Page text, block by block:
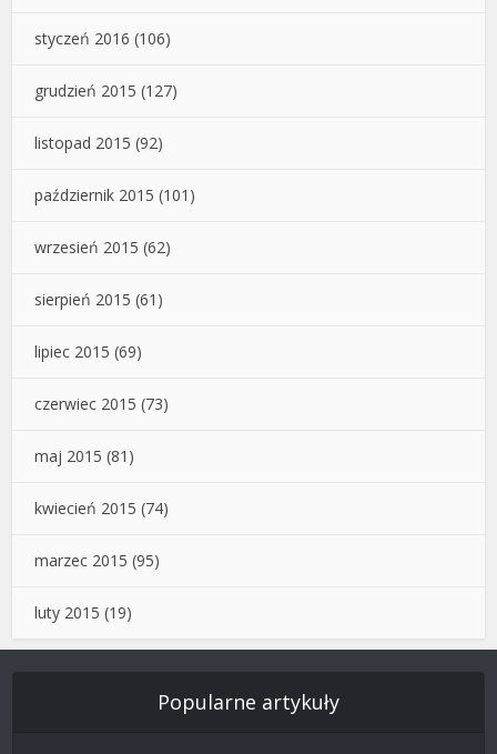
styczeń 2016 (106)
grudzień 2015 (127)
listopad 2015 (92)
październik 2015 (101)
wrzesień 2015 (62)
sierpień 2015 (61)
lipiec 2015 (69)
czerwiec 2015 (73)
maj 2015 (81)
kwiecień 2015 (74)
marzec 2015 (95)
luty 2015 (19)
Popularne artykuły